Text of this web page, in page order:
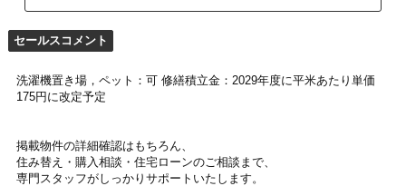
セールスコメント
洗濯機置き場，ペット：可 修繕積立金：2029年度に平米あたり単価
175円に改定予定
掲載物件の詳細確認はもちろん、
住み替え・購入相談・住宅ローンのご相談まで、
専門スタッフがしっかりサポートいたします。